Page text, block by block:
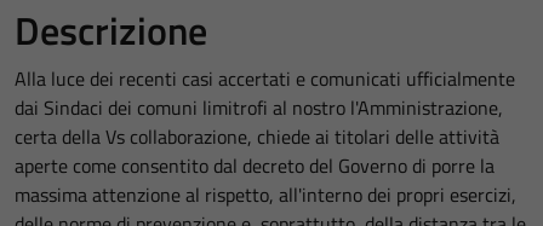
Descrizione
Alla luce dei recenti casi accertati e comunicati ufficialmente
dai Sindaci dei comuni limitrofi al nostro l'Amministrazione,
certa della Vs collaborazione, chiede ai titolari delle attività
aperte come consentito dal decreto del Governo di porre la
massima attenzione al rispetto, all'interno dei propri esercizi,